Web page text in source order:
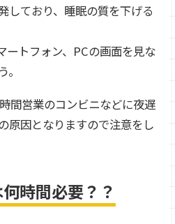
しており、睡眠の質を下げる
ートフォン、PCの画面を見な
間営業のコンビニなどに夜遅
原因となりますので注意をし
時間必要？？